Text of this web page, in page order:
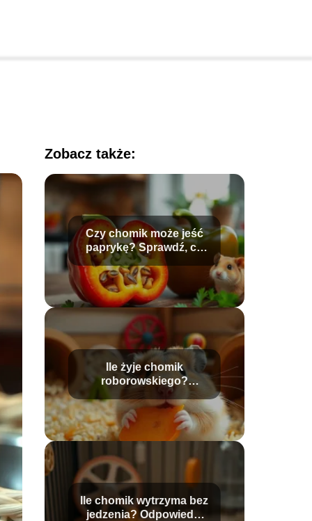
Zobacz także:
Czy chomik może jeść
paprykę? Sprawdź, co
mu podać!
Ile żyje chomik
roborowskiego?
Ciekawe fakty o tym
gatunku
Ile chomik wytrzyma bez
jedzenia? Odpowiedzi